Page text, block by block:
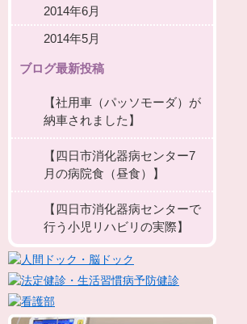
2014年6月
2014年5月
ブログ最新投稿
【社用車（パッソモーダ）が
納車されました】
【四日市消化器病センター7
月の病院食（昼食）】
【四日市消化器病センターで
行う小児リハビリの実際】